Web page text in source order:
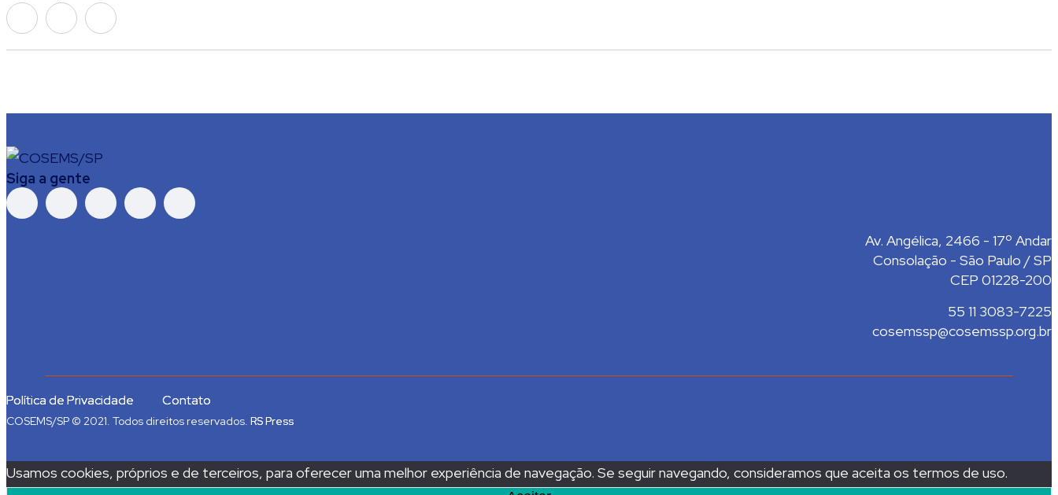
Siga a gente
Av. Angélica, 2466 - 17º Andar
Consolação - São Paulo / SP
CEP 01228-200
55 11 3083-7225
cosemssp@cosemssp.org.br
Política de Privacidade Contato
COSEMS/SP © 2021. Todos direitos reservados. RS Press
Usamos cookies, próprios e de terceiros, para oferecer uma melhor experiência de navegação. Se seguir navegando, consideramos que aceita os termos de uso.